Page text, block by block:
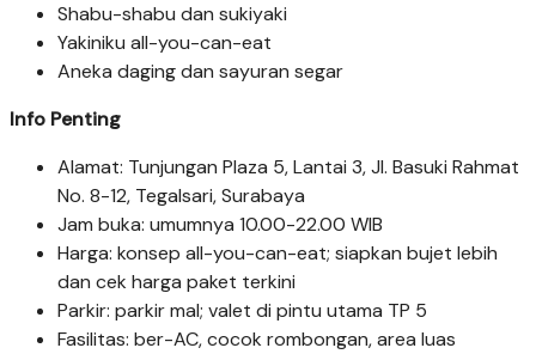
Shabu-shabu dan sukiyaki
Yakiniku all-you-can-eat
Aneka daging dan sayuran segar
Info Penting
Alamat: Tunjungan Plaza 5, Lantai 3, Jl. Basuki Rahmat
No. 8-12, Tegalsari, Surabaya
Jam buka: umumnya 10.00-22.00 WIB
Harga: konsep all-you-can-eat; siapkan bujet lebih
dan cek harga paket terkini
Parkir: parkir mal; valet di pintu utama TP 5
Fasilitas: ber-AC, cocok rombongan, area luas